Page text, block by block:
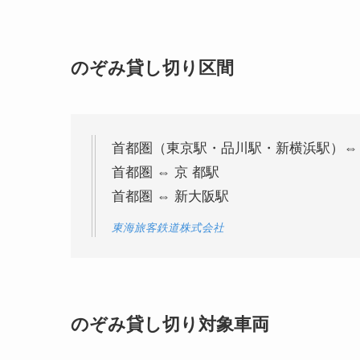
のぞみ貸し切り区間
首都圏（東京駅・品川駅・新横浜駅）
首都圏 ⇔ 京 都駅
首都圏 ⇔ 新大阪駅
東海旅客鉄道株式会社
のぞみ貸し切り対象車両